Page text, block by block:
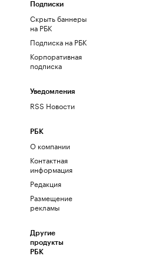
Подписки
Скрыть баннеры
на РБК
Подписка на РБК
Корпоративная
подписка
Уведомления
RSS Новости
РБК
О компании
Контактная
информация
Редакция
Размещение
рекламы
Другие
продукты
РБК